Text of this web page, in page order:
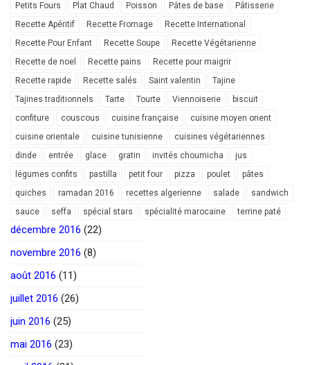
Petits Fours
Plat Chaud Poisson Pâtes de base
Pâtisserie
Recette Apéritif
Recette Fromage
Recette International
Recette Pour Enfant
Recette Soupe
Recette Végétarienne
Recette de noel
Recette pains
Recette pour maigrir
Recette rapide
Recette salés Saint valentin
Tajine
Tajines traditionnels
Tarte Tourte Viennoiserie
biscuit
confiture
couscous cuisine française
cuisine moyen orient
cuisine orientale
cuisine tunisienne
cuisines végétariennes
dinde
entrée glace gratin invités choumicha
jus
légumes confits
pastilla petit four pizza poulet
pâtes
quiches
ramadan 2016 recettes algerienne salade
sandwich
sauce
seffa spécial stars spécialité marocaine terrine paté
décembre 2016 (22)
novembre 2016 (8)
août 2016 (11)
juillet 2016 (26)
juin 2016 (25)
mai 2016 (23)